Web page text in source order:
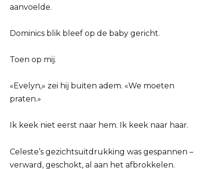
aanvoelde.
Dominics blik bleef op de baby gericht.
Toen op mij.
«Evelyn,» zei hij buiten adem. «We moeten
praten.»
Ik keek niet eerst naar hem. Ik keek naar haar.
Celeste’s gezichtsuitdrukking was gespannen –
verward, geschokt, al aan het afbrokkelen.